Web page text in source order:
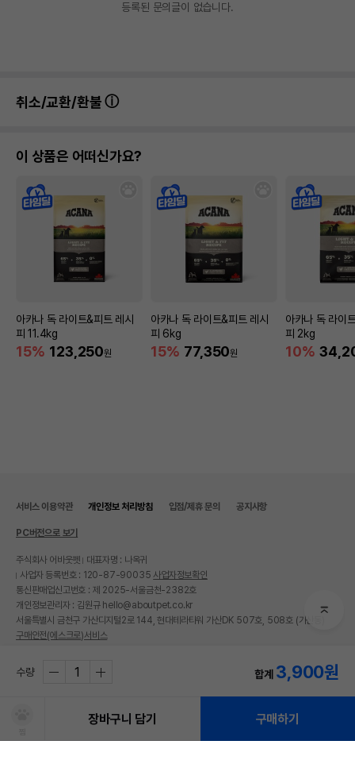
등록된 문의글이 없습니다.
취소/교환/환불
이 상품은 어떠신가요?
아카나 독 라이트&피트 레시
피 11.4kg
15% 123,250원
아카나 독 라이트&피트 레시
피 6kg
15% 77,350원
아카나 독 라이
피 2kg
10%
수량 합계 3,900원
장바구니 담기 구매하기
서비스 이용약관 개인정보 처리방침 입점/제휴 문의 공지사항
PC버전으로 보기
주식회사 어바웃펫
대표자명 : 나옥귀
사업자 등록번호 : 120-87-90035 사업자정보확인
통신판매업신고번호 : 제 2025-서울금천-2382호
개인정보관리자 : 김원규 hello@aboutpet.co.kr
서울특별시 금천구 가산디지털2로 144, 현대테라타워 가산DK 507호, 508호 (가산동)
구매안전(에스크로)서비스